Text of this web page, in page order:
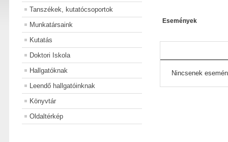
Tanszékek, kutatócsoportok
Munkatársaink
Kutatás
Doktori Iskola
Hallgatóknak
Leendő hallgatóinknak
Könyvtár
Oldaltérkép
Események
Nincsenek